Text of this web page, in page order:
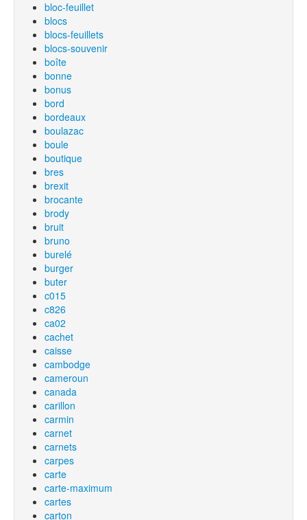
bloc-feuillet
blocs
blocs-feuillets
blocs-souvenir
boîte
bonne
bonus
bord
bordeaux
boulazac
boule
boutique
bres
brexit
brocante
brody
bruit
bruno
burelé
burger
buter
c015
c826
ca02
cachet
caisse
cambodge
cameroun
canada
carillon
carmin
carnet
carnets
carpes
carte
carte-maximum
cartes
carton